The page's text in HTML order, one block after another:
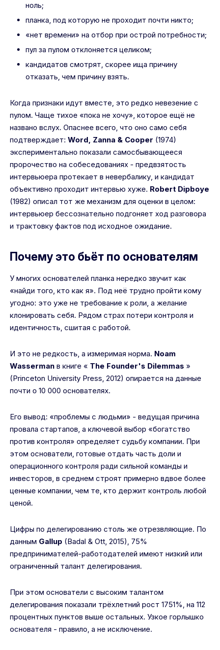
ноль;
планка, под которую не проходит почти никто;
«нет времени» на отбор при острой потребности;
пул за пулом отклоняется целиком;
кандидатов смотрят, скорее ища причину
отказать, чем причину взять.
Когда признаки идут вместе, это редко невезение с
пулом. Чаще тихое «пока не хочу», которое ещё не
названо вслух. Опаснее всего, что оно само себя
подтверждает: Word, Zanna & Cooper (1974)
экспериментально показали самосбывающееся
пророчество на собеседованиях - предвзятость
интервьюера протекает в невербалику, и кандидат
объективно проходит интервью хуже. Robert Dipboye
(1982) описал тот же механизм для оценки в целом:
интервьюер бессознательно подгоняет ход разговора
и трактовку фактов под исходное ожидание.
Почему это бьёт по основателям
У многих основателей планка нередко звучит как
«найди того, кто как я». Под неё трудно пройти кому
угодно: это уже не требование к роли, а желание
клонировать себя. Рядом страх потери контроля и
идентичность, сшитая с работой.
И это не редкость, а измеримая норма. Noam
Wasserman в книге « The Founder's Dilemmas »
(Princeton University Press, 2012) опирается на данные
почти о 10 000 основателях.
Его вывод: «проблемы с людьми» - ведущая причина
провала стартапов, а ключевой выбор «богатство
против контроля» определяет судьбу компании. При
этом основатели, готовые отдать часть доли и
операционного контроля ради сильной команды и
инвесторов, в среднем строят примерно вдвое более
ценные компании, чем те, кто держит контроль любой
ценой.
Цифры по делегированию столь же отрезвляющие. По
данным Gallup (Badal & Ott, 2015), 75%
предпринимателей-работодателей имеют низкий или
ограниченный талант делегирования.
При этом основатели с высоким талантом
делегирования показали трёхлетний рост 1751%, на 112
процентных пунктов выше остальных. Узкое горлышко
основателя - правило, а не исключение.